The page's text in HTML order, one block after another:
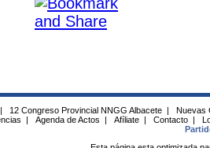
| 12 Congreso Provincial NNGG Albacete |
Nuevas
| Agenda de Actos | Afíliate | Contacto |